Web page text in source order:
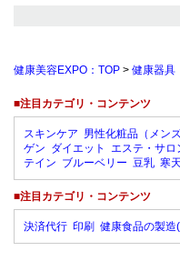
健康美容EXPO：TOP > 健康器具
■注目カテゴリ・コンテンツ
スキンケア 男性化粧品（メン
ゲン ダイエット エステ・サロ
テイン ブルーベリー 豆乳 寒天
■注目カテゴリ・コンテンツ
決済代行 印刷 健康食品の製造